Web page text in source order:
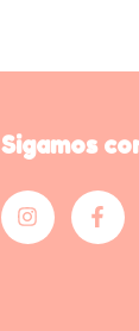
Sigamos